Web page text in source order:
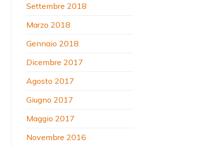
Settembre 2018
Marzo 2018
Gennaio 2018
Dicembre 2017
Agosto 2017
Giugno 2017
Maggio 2017
Novembre 2016